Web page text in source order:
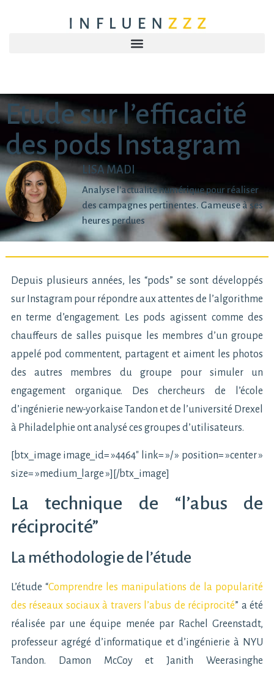
Etude sur l’efficacité
des pods Instagram
LISA MADI
Analyse l'actualité numérique pour réaliser
des campagnes pertinentes. Gameuse à ses
heures perdues
Depuis plusieurs années, les “pods” se sont développés
sur Instagram pour répondre aux attentes de l’algorithme
en terme d’engagement. Les pods agissent comme des
chauffeurs de salles puisque les membres d’un groupe
appelé pod commentent, partagent et aiment les photos
des autres membres du groupe pour simuler un
engagement organique. Des chercheurs de l’école
d’ingénierie new-yorkaise Tandon et de l’université Drexel
à Philadelphie ont analysé ces groupes d’utilisateurs.
[btx_image image_id= »4464″ link= »/ » position= »center »
size= »medium_large »][/btx_image]
La technique de “l’abus de
réciprocité”
La méthodologie de l’étude
L’étude “Comprendre les manipulations de la popularité
des réseaux sociaux à travers l’abus de réciprocité” a été
réalisée par une équipe menée par Rachel Greenstadt,
professeur agrégé d’informatique et d’ingénierie à NYU
Tandon. Damon McCoy et Janith Weerasinghe